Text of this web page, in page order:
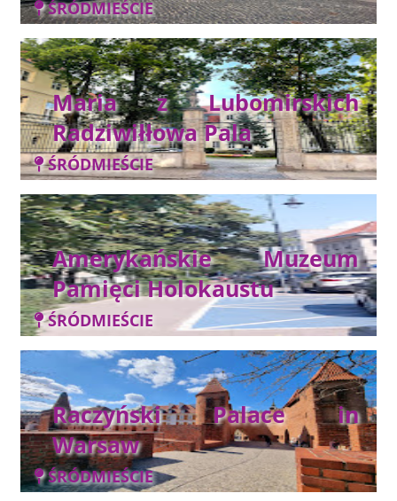
ŚRÓDMIEŚCIE
Maria z Lubomirskich
Radziwiłłowa Pala
ŚRÓDMIEŚCIE
Amerykańskie Muzeum
Pamięci Holokaustu
ŚRÓDMIEŚCIE
Raczyński Palace in
Warsaw
ŚRÓDMIEŚCIE